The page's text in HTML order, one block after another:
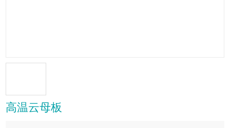
高温云母板